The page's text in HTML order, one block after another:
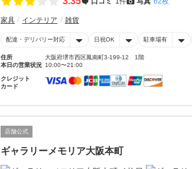
家具 インテリア 雑貨
配達・デリバリー対応 日祝OK 駐車場有
住所
大阪府堺市西区鳳南町3-199-12 1階
本日の営業状況 10:00〜21:00
クレジット
カード
店舗公式
ギャラリーメモリア大阪本町